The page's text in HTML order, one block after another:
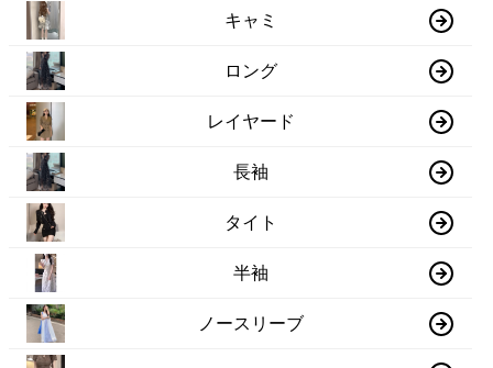
キャミ
ロング
レイヤード
長袖
タイト
半袖
ノースリーブ